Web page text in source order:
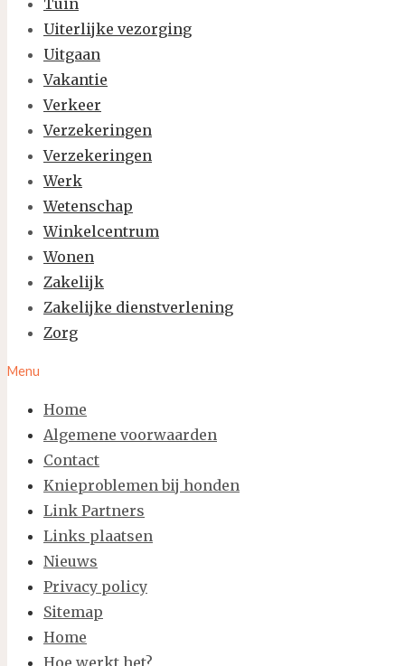
Tuin
Uiterlijke vezorging
Uitgaan
Vakantie
Verkeer
Verzekeringen
Verzekeringen
Werk
Wetenschap
Winkelcentrum
Wonen
Zakelijk
Zakelijke dienstverlening
Zorg
Menu
Home
Algemene voorwaarden
Contact
Knieproblemen bij honden
Link Partners
Links plaatsen
Nieuws
Privacy policy
Sitemap
Home